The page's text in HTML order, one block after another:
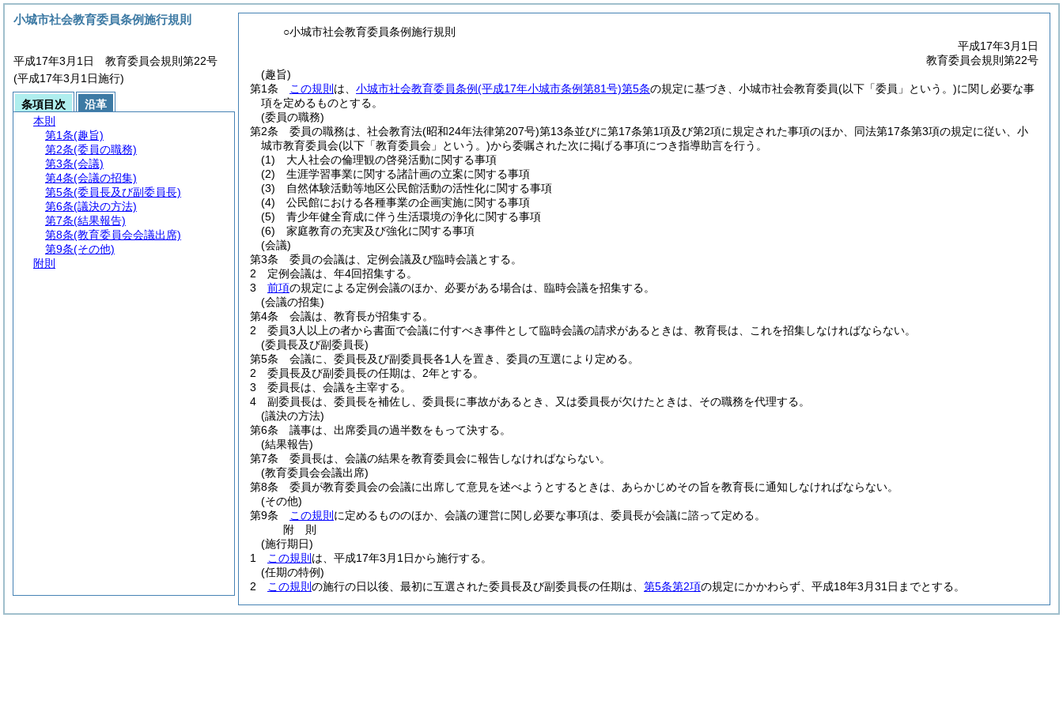
○小城市社会教育委員条例施行規則
平成17年3月1日
教育委員会規則第22号
(趣旨)
第1条
この規則 は、 小城市社会教育委員条例(平成17年小城市条例第81号)第5条の規定に基づき、小城市社会教育委員(以下「委員」という。)に関し必要な事
項を定めるものとする。
(委員の職務)
第2条
委員の職務は、社会教育法(昭和24年法律第207号)第13条並びに第17条第1項及び第2項に規定された事項のほか、同法第17条第3項の規定に従い、小
城市教育委員会(以下「教育委員会」という。)から委嘱された次に掲げる事項につき指導助言を行う。
(1)
大人社会の倫理観の啓発活動に関する事項
(2)
生涯学習事業に関する諸計画の立案に関する事項
(3)
自然体験活動等地区公民館活動の活性化に関する事項
(4)
公民館における各種事業の企画実施に関する事項
(5)
青少年健全育成に伴う生活環境の浄化に関する事項
(6)
家庭教育の充実及び強化に関する事項
(会議)
第3条
委員の会議は、定例会議及び臨時会議とする。
2
定例会議は、年4回招集する。
3
前項の規定による定例会議のほか、必要がある場合は、臨時会議を招集する。
(会議の招集)
第4条
会議は、教育長が招集する。
2
委員3人以上の者から書面で会議に付すべき事件として臨時会議の請求があるときは、教育長は、これを招集しなければならない。
(委員長及び副委員長)
第5条
会議に、委員長及び副委員長各1人を置き、委員の互選により定める。
2
委員長及び副委員長の任期は、2年とする。
3
委員長は、会議を主宰する。
4
副委員長は、委員長を補佐し、委員長に事故があるとき、又は委員長が欠けたときは、その職務を代理する。
(議決の方法)
第6条
議事は、出席委員の過半数をもって決する。
(結果報告)
第7条
委員長は、会議の結果を教育委員会に報告しなければならない。
(教育委員会会議出席)
第8条
委員が教育委員会の会議に出席して意見を述べようとするときは、あらかじめその旨を教育長に通知しなければならない。
(その他)
第9条
この規則 に定めるもののほか、会議の運営に関し必要な事項は、委員長が会議に諮って定める。
附 則
(施行期日)
1
この規則 は、平成17年3月1日から施行する。
(任期の特例)
2
この規則 の施行の日以後、最初に互選された委員長及び副委員長の任期は、 第5条第2項の規定にかかわらず、平成18年3月31日までとする。
小城市社会教育委員条例施行規則
平成17年3月1日 教育委員会規則第22号
(平成17年3月1日施行)
条項目次
沿革
本則
第1条(趣旨)
第2条(委員の職務)
第3条(会議)
第4条(会議の招集)
第5条(委員長及び副委員長)
第6条(議決の方法)
第7条(結果報告)
第8条(教育委員会会議出席)
第9条(その他)
附則